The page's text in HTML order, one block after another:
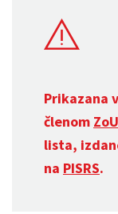
Prikazana
členom
lista,
na PISRS.